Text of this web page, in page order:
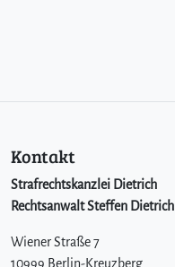
Kontakt
Strafrechtskanzlei Dietrich
Rechtsanwalt Steffen Dietrich
Wiener Straße 7
10999 Berlin-Kreuzberg